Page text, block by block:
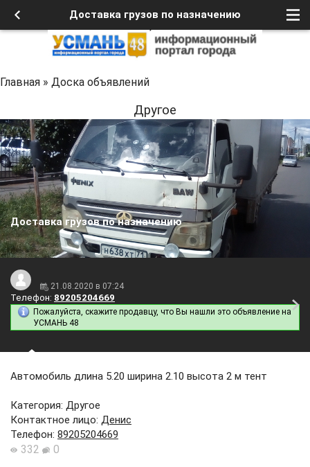
Доставка грузов по назначению
Главная » Доска объявлений
Другое
Доставка грузов по назначению
21.08.2020 в 07:24
Телефон: 89205204669
Пожалуйста, скажите продавцу, что Вы нашли это объявление на
УСМАНЬ 48
Автомобиль длина 5.20 ширина 2.10 высота 2 м тент
Категория: Другое
Контактное лицо: Денис
Телефон: 89205204669
332 0